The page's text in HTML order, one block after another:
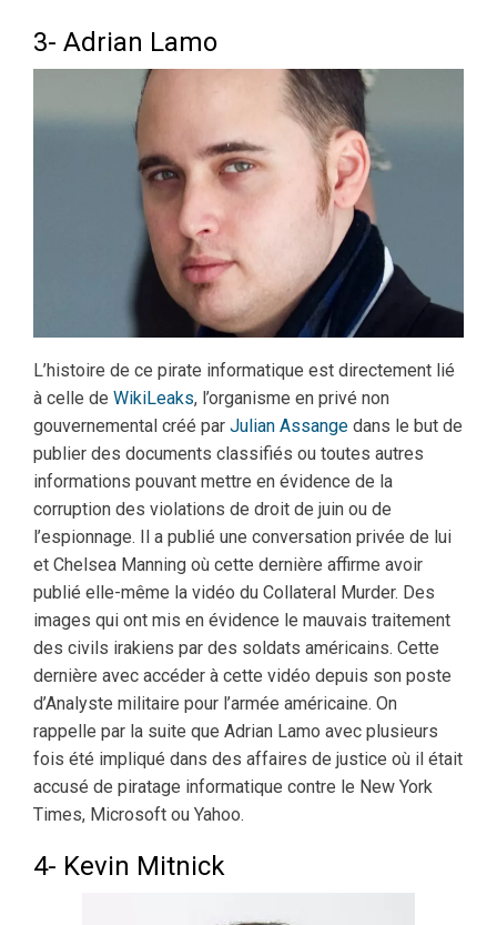
3- Adrian Lamo
L’histoire de ce pirate informatique est directement lié
à celle de WikiLeaks, l’organisme en privé non
gouvernemental créé par Julian Assange dans le but de
publier des documents classifiés ou toutes autres
informations pouvant mettre en évidence de la
corruption des violations de droit de juin ou de
l’espionnage. Il a publié une conversation privée de lui
et Chelsea Manning où cette dernière affirme avoir
publié elle-même la vidéo du Collateral Murder. Des
images qui ont mis en évidence le mauvais traitement
des civils irakiens par des soldats américains. Cette
dernière avec accéder à cette vidéo depuis son poste
d’Analyste militaire pour l’armée américaine. On
rappelle par la suite que Adrian Lamo avec plusieurs
fois été impliqué dans des affaires de justice où il était
accusé de piratage informatique contre le New York
Times, Microsoft ou Yahoo.
4- Kevin Mitnick